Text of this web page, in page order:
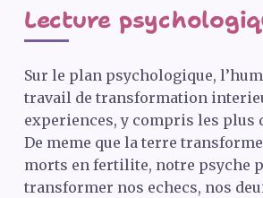
Lecture
Sur le plan psychologique,
travail de transformation
experiences, y compris les plus
De meme que la terre
morts en fertilite, notre psyche
transformer nos echecs, nos